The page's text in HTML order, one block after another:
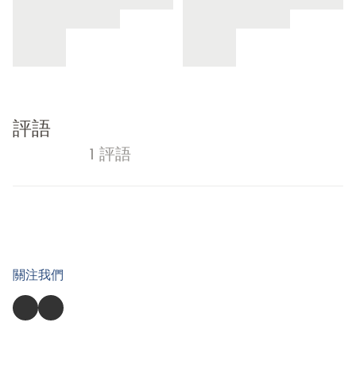
評語
1 評語
關注我們